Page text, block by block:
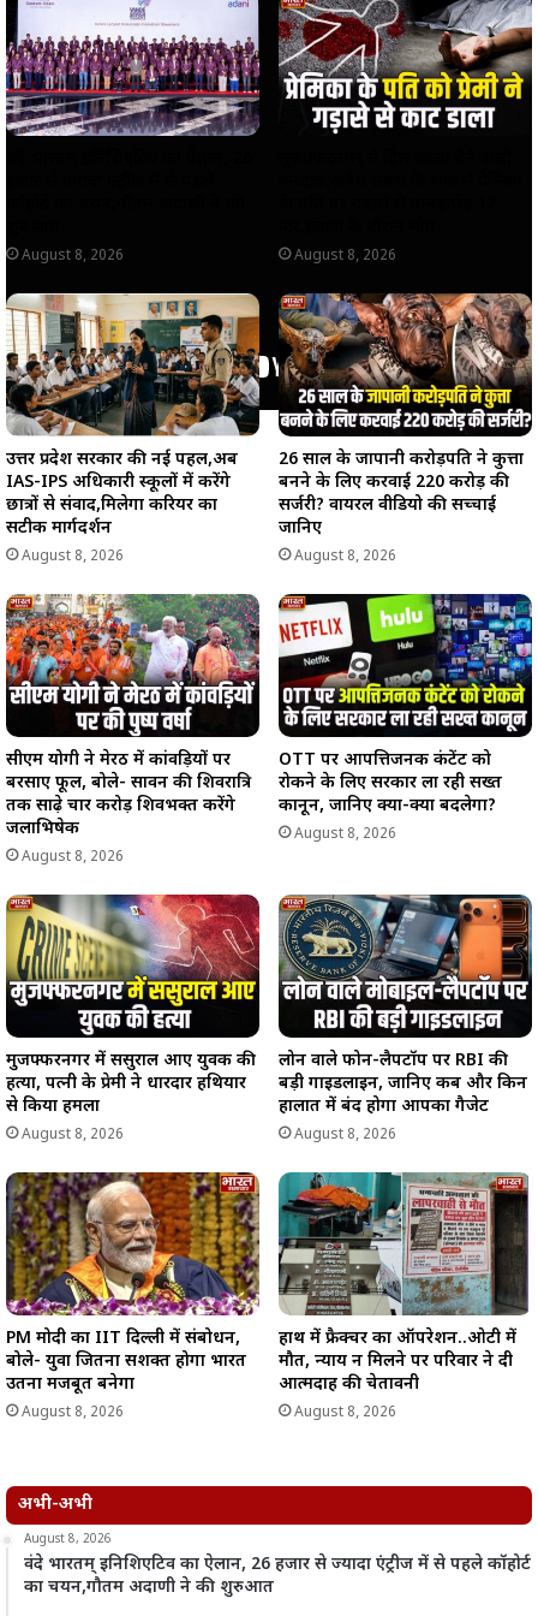
p
p
k
m
k
August 8, 2026 August 8, 2026
उत्तर प्रदेश सरकार की नई पहल,अब
IAS-IPS अधिकारी स्कूलों में करेंगे
छात्रों से संवाद,मिलेगा करियर का
सटीक मार्गदर्शन
August 8, 2026
26 साल के जापानी करोड़पति ने कुत्ता
बनने के लिए करवाई 220 करोड़ की
सर्जरी? वायरल वीडियो की सच्चाई
जानिए
August 8, 2026
सीएम योगी ने मेरठ में कांवड़ियों पर
बरसाए फूल, बोले- सावन की शिवरात्रि
तक साढ़े चार करोड़ शिवभक्त करेंगे
जलाभिषेक
August 8, 2026
OTT पर आपत्तिजनक कंटेंट को
रोकने के लिए सरकार ला रही सख्त
कानून, जानिए क्या-क्या बदलेगा?
August 8, 2026
मुजफ्फरनगर में ससुराल आए युवक की
हत्या, पत्नी के प्रेमी ने धारदार हथियार
से किया हमला
August 8, 2026
लोन वाले फोन-लैपटॉप पर RBI की
बड़ी गाइडलाइन, जानिए कब और किन
हालात में बंद होगा आपका गैजेट
August 8, 2026
PM मोदी का IIT दिल्ली में संबोधन,
बोले- युवा जितना सशक्त होगा भारत
उतना मजबूत बनेगा
August 8, 2026
हाथ में फ्रैक्चर का ऑपरेशन..ओटी में
मौत, न्याय न मिलने पर परिवार ने दी
आत्मदाह की चेतावनी
August 8, 2026
अभी-अभी
August 8, 2026
वंदे भारतम् इनिशिएटिव का ऐलान, 26 हजार से ज्यादा एंट्रीज में से पहले कॉहोर्ट
का चयन,गौतम अदाणी ने की शुरुआत